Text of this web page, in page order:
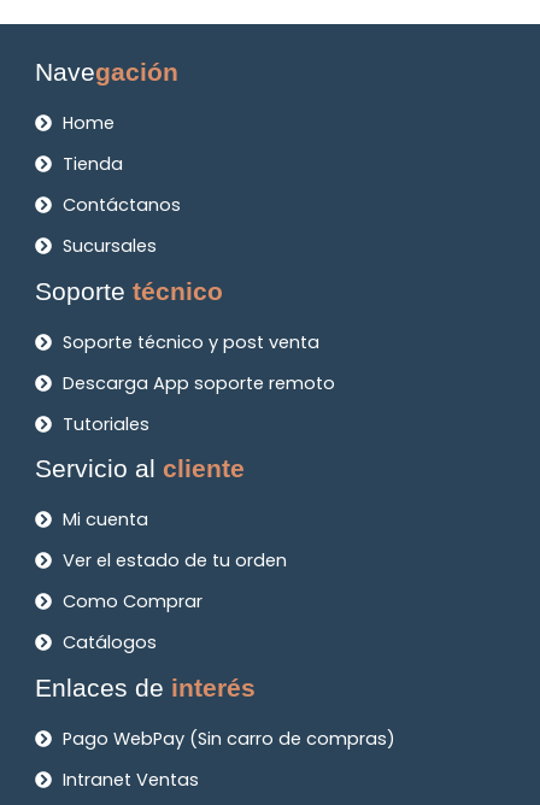
Navegación
Home
Tienda
Contáctanos
Sucursales
Soportetécnico
Soporte técnico y post venta
Descarga App soporte remoto
Tutoriales
Servicio alcliente
Mi cuenta
Ver el estado de tu orden
Como Comprar
Catálogos
Enlaces de interés
Pago WebPay (Sin carro de compras)
Intranet Ventas